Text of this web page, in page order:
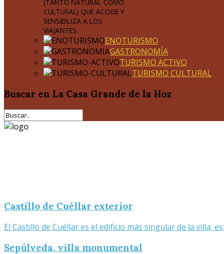
(TANTO NATURAL COMO
CULTURAL) QUE ACOGE Y
SENSIBILIZA A LOS
VIAJANTES.
ENOTURISMO
GASTRONOMÍA
TURISMO ACTIVO
TURISMO CULTURAL
Buscar en La Casa Grande de la Hoz
Castillo de Cuéllar exterior
El Castillo de Cuéllar es el edificio más singular de la villa,
Sepúlveda, villa monumental